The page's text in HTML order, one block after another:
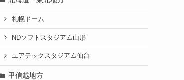
札幌ドーム
NDソフトスタジアム山形
ユアテックスタジアム仙台
甲信越地方